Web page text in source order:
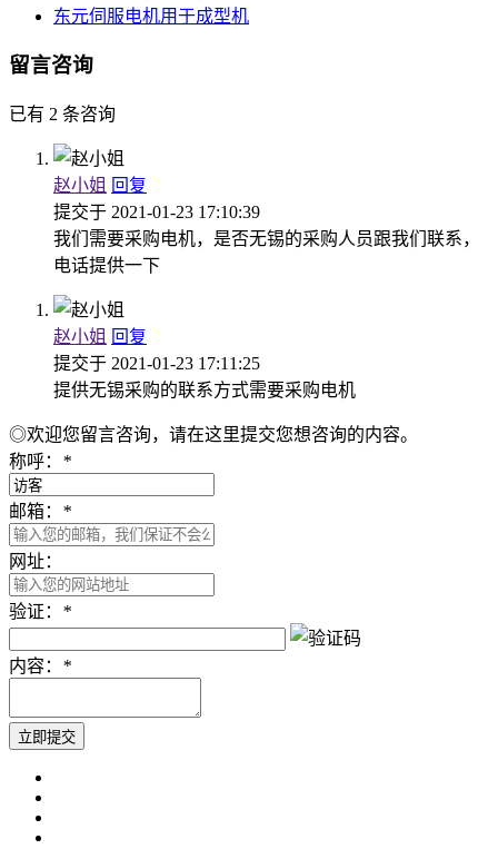
东元伺服电机用于成型机
留言咨询
已有 2 条咨询
赵小姐 回复
提交于 2021-01-23 17:10:39
我们需要采购电机，是否无锡的采购人员跟我们联系，
电话提供一下
赵小姐 回复
提交于 2021-01-23 17:11:25
提供无锡采购的联系方式需要采购电机
◎欢迎您留言咨询，请在这里提交您想咨询的内容。
称呼： *
邮箱： *
网址：
验证： *
内容： *